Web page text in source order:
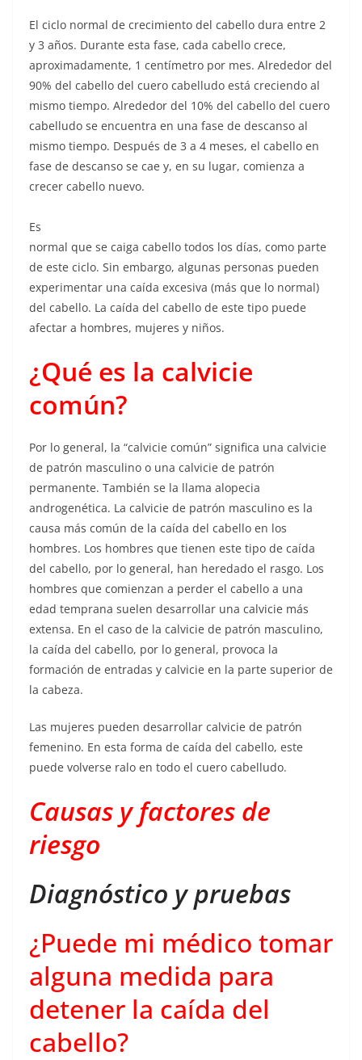
El ciclo normal de crecimiento del cabello dura entre 2
y 3 años. Durante esta fase, cada cabello crece,
aproximadamente, 1 centímetro por mes. Alrededor del
90% del cabello del cuero cabelludo está creciendo al
mismo tiempo. Alrededor del 10% del cabello del cuero
cabelludo se encuentra en una fase de descanso al
mismo tiempo. Después de 3 a 4 meses, el cabello en
fase de descanso se cae y, en su lugar, comienza a
crecer cabello nuevo.
Es
normal que se caiga cabello todos los días, como parte
de este ciclo. Sin embargo, algunas personas pueden
experimentar una caída excesiva (más que lo normal)
del cabello. La caída del cabello de este tipo puede
afectar a hombres, mujeres y niños.
¿Qué es la calvicie
común?
Por lo general, la “calvicie común” significa una calvicie
de patrón masculino o una calvicie de patrón
permanente. También se la llama alopecia
androgenética. La calvicie de patrón masculino es la
causa más común de la caída del cabello en los
hombres. Los hombres que tienen este tipo de caída
del cabello, por lo general, han heredado el rasgo. Los
hombres que comienzan a perder el cabello a una
edad temprana suelen desarrollar una calvicie más
extensa. En el caso de la calvicie de patrón masculino,
la caída del cabello, por lo general, provoca la
formación de entradas y calvicie en la parte superior de
la cabeza.
Las mujeres pueden desarrollar calvicie de patrón
femenino. En esta forma de caída del cabello, este
puede volverse ralo en todo el cuero cabelludo.
Causas y factores de
riesgo
Diagnóstico y pruebas
¿Puede mi médico tomar
alguna medida para
detener la caída del
cabello?